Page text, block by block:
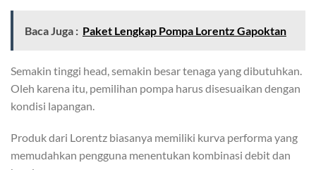
Baca Juga : Paket Lengkap Pompa Lorentz Gapoktan
Semakin tinggi head, semakin besar tenaga yang dibutuhkan.
Oleh karena itu, pemilihan pompa harus disesuaikan dengan
kondisi lapangan.
Produk dari Lorentz biasanya memiliki kurva performa yang
memudahkan pengguna menentukan kombinasi debit dan